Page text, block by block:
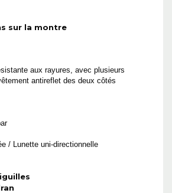
sur la montre
aux rayures, avec plusieurs
antireflet des deux côtés
/ Lunette uni-directionnelle